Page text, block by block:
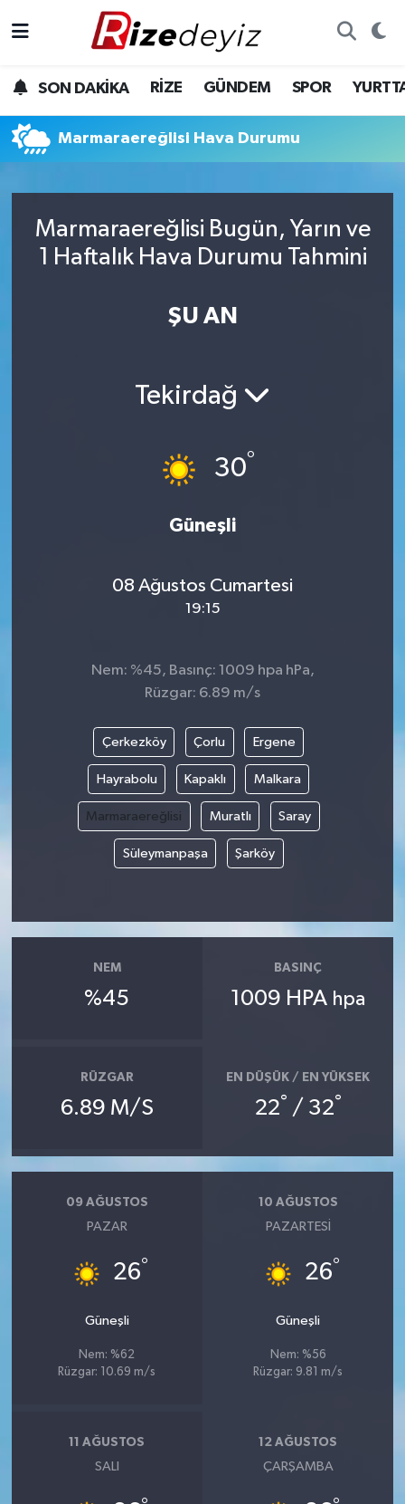
SON DAKİKA RİZE GÜNDEM SPOR
Marmaraereğlisi Hava Durumu
Marmaraereğlisi Bugün, Yarın ve
1 Haftalık Hava Durumu Tahmini
ŞU AN
Tekirdağ
30°
Güneşli
08 Ağustos Cumartesi
19:15
Nem: %45, Basınç: 1009 hpa hPa,
Rüzgar: 6.89 m/s
Çerkezköy Çorlu Ergene
Hayrabolu Kapaklı Malkara
Marmaraereğlisi Muratlı Saray
Süleymanpaşa Şarköy
NEM
%45
BASINÇ
1009 HPA hpa
RÜZGAR
6.89 M/S
EN DÜŞÜK / EN YÜKSEK
22° / 32°
09 AĞUSTOS
PAZAR
26°
Güneşli
Nem: %62
Rüzgar: 10.69 m/s
10 AĞUSTOS
PAZARTESI
26°
Güneşli
Nem: %56
Rüzgar: 9.81 m/s
11 AĞUSTOS
SALI
12 AĞUSTOS
ÇARŞAMBA
Gündem
Yurttan Haberler
Teknoloji
Rize Hava Durumu
Rize Trafik Yoğunluk Haritası
Tüm Manşetler